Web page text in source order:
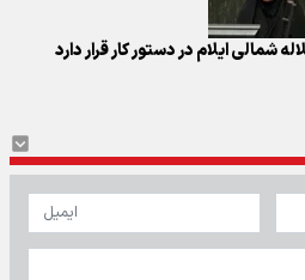
ایلام در دستور کار قرار دارد